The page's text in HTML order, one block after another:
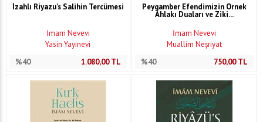
İzahlı Riyazu's Salihin Tercümesi
İmam Nevevi
Yasin Yayınevi
%40
1.080,00TL
Peygamber Efendimizin Örnek
Ahlakı Duaları ve Ziki...
İmam Nevevi
Muallim Neşriyat
%40
750,00TL